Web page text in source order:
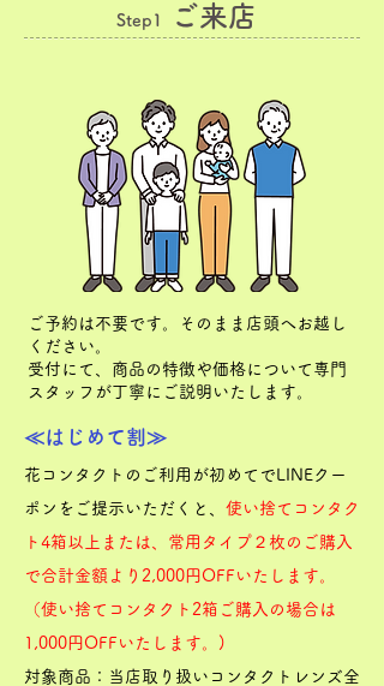
Step1 ご来店
ご予約は不要です。そのまま店頭へお越し
ください。
受付にて、商品の特徴や価格について専門
スタッフが丁寧にご説明いたします。
≪はじめて割≫
花コンタクトのご利用が初めてでLINEクー
ポンをご提示いただくと、 使い捨てコンタク
ト4箱以上または、常用タイプ２枚のご購入
で合計金額より2,000円OFFいたします。
（使い捨てコンタクト2箱ご購入の場合は
1,000円OFFいたします。)
対象商品：当店取り扱いコンタクトレンズ全